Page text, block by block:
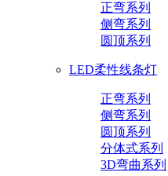
正弯系列
侧弯系列
圆顶系列
LED柔性线条灯
正弯系列
侧弯系列
圆顶系列
分体式系列
3D弯曲系列